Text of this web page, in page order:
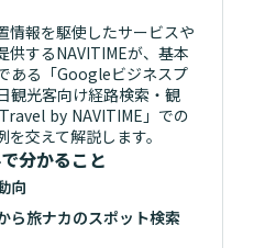
情報を駆使したサービスや
供するNAVITIMEが、基本
ある「Googleビジネスプ
観光客向け経路検索・観
by NAVITIME」での
交えて解説します。
分かること
向
ら旅ナカのスポット検索